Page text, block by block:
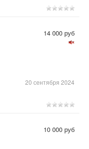
20 сентября 2024
14 000 руб
10 000 руб